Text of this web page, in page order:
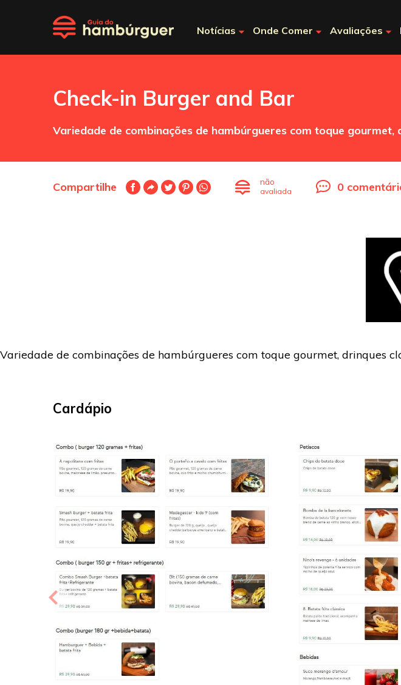
Notícias Onde Comer Avaliações
Check-in Burger and Bar
Variedade de combinações de hambúrgueres com toque
Compartilhe não
avaliada 0
Variedade de combinações de hambúrgueres com toque gourmet, drinques
Cardápio